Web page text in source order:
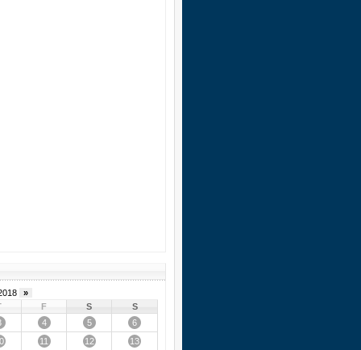
»
F S
S
4 5
6
11 12 13